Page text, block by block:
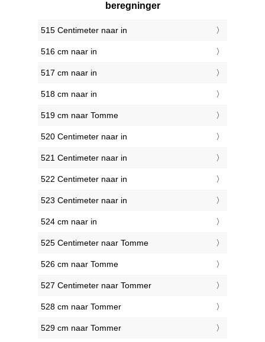
beregninger
515 Centimeter naar in
516 cm naar in
517 cm naar in
518 cm naar in
519 cm naar Tomme
520 Centimeter naar in
521 Centimeter naar in
522 Centimeter naar in
523 Centimeter naar in
524 cm naar in
525 Centimeter naar Tomme
526 cm naar Tomme
527 Centimeter naar Tommer
528 cm naar Tommer
529 cm naar Tommer